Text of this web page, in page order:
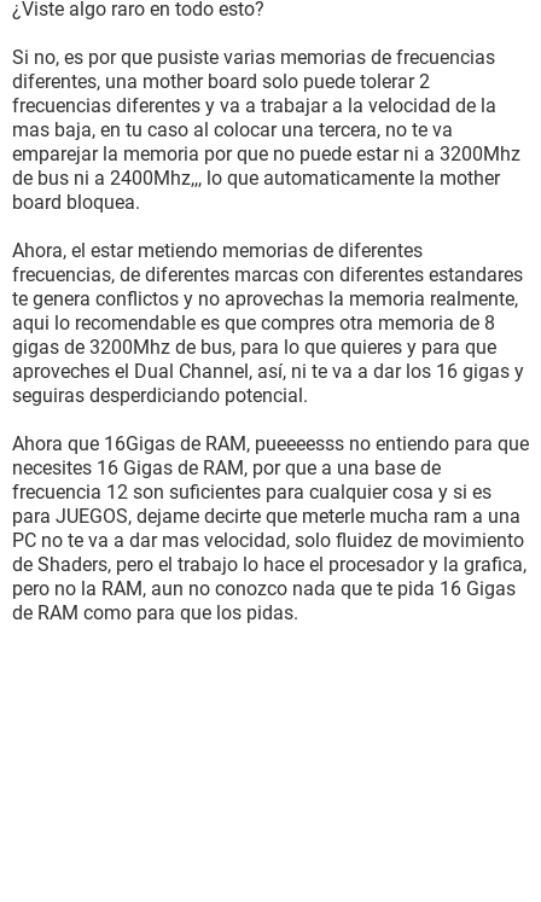
¿Viste algo raro en todo esto?
Si no, es por que pusiste varias memorias de frecuencias
diferentes, una mother board solo puede tolerar 2
frecuencias diferentes y va a trabajar a la velocidad de la
mas baja, en tu caso al colocar una tercera, no te va
emparejar la memoria por que no puede estar ni a 3200Mhz
de bus ni a 2400Mhz,,, lo que automaticamente la mother
board bloquea.
Ahora, el estar metiendo memorias de diferentes
frecuencias, de diferentes marcas con diferentes estandares
te genera conflictos y no aprovechas la memoria realmente,
aqui lo recomendable es que compres otra memoria de 8
gigas de 3200Mhz de bus, para lo que quieres y para que
aproveches el Dual Channel, así, ni te va a dar los 16 gigas y
seguiras desperdiciando potencial.
Ahora que 16Gigas de RAM, pueeeesss no entiendo para que
necesites 16 Gigas de RAM, por que a una base de
frecuencia 12 son suficientes para cualquier cosa y si es
para JUEGOS, dejame decirte que meterle mucha ram a una
PC no te va a dar mas velocidad, solo fluidez de movimiento
de Shaders, pero el trabajo lo hace el procesador y la grafica,
pero no la RAM, aun no conozco nada que te pida 16 Gigas
de RAM como para que los pidas.